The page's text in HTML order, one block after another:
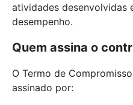
atividades desenvolvidas
desempenho.
Quem assina o
O Termo de
assinado por: